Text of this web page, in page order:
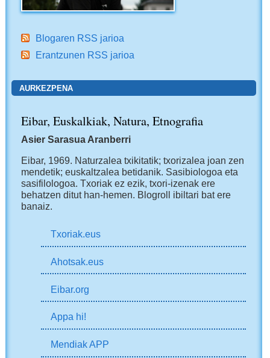
Blogaren RSS jarioa
Erantzunen RSS jarioa
AURKEZPENA
Eibar, Euskalkiak, Natura, Etnografia
Asier Sarasua Aranberri
Eibar, 1969. Naturzalea txikitatik; txorizalea joan zen
mendetik; euskaltzalea betidanik. Sasibiologoa eta
sasifilologoa. Txoriak ez ezik, txori-izenak ere
behatzen ditut han-hemen. Blogroll ibiltari bat ere
banaiz.
Txoriak.eus
Ahotsak.eus
Eibar.org
Appa hi!
Mendiak APP